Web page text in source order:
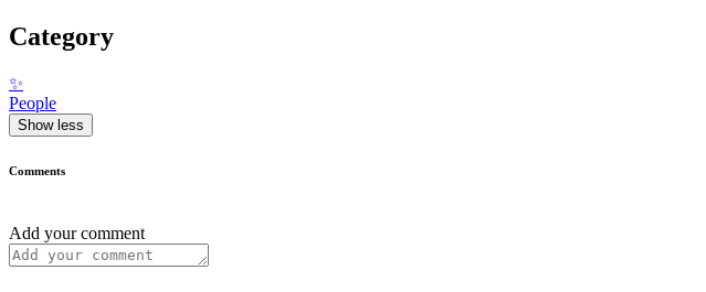
Category
✨
People
Show less
Comments
Add your comment